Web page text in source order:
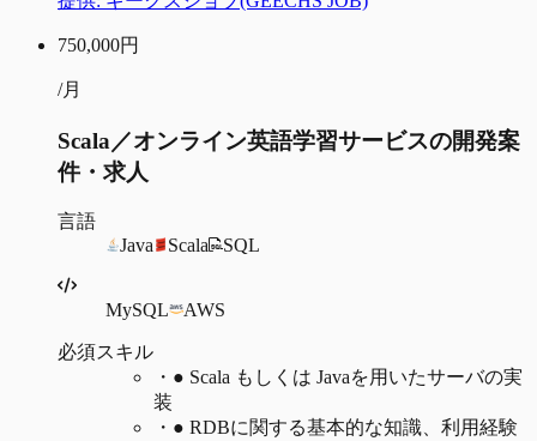
750,000円
/月
Scala／オンライン英語学習サービスの開発案
件・求人
言語
Java
Scala SQL
MySQL AWS
必須スキル
・ ● Scala もしくは Javaを用いたサーバの実
装
・ ● RDBに関する基本的な知識、利用経験